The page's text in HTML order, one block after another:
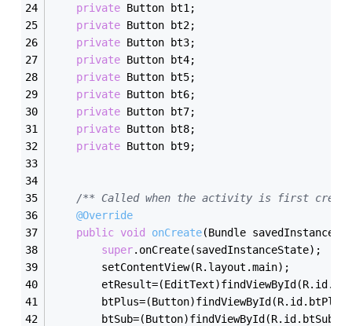
private Button bt1;
private Button bt2;
private Button bt3;
private Button bt4;
private Button bt5;
private Button bt6;
private Button bt7;
private Button bt8;
private Button bt9;
/** Called when the activity is first
@Override
public void onCreate(Bundle
super.onCreate(savedInstanceState);
        setContentView(R.layout.main);